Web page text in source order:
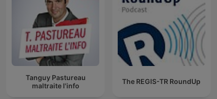
Tanguy Pastureau
maltraite l'info
The REGIS-TR RoundUp